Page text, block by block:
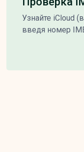
Узнайте iCloud
введя номер